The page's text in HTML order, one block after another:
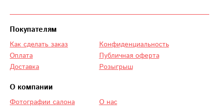
Покупателям
Как сделать заказ
Оплата
Доставка
Конфиденциальность
Публичная оферта
Розыгрыш
О компании
Фотографии салона
О нас